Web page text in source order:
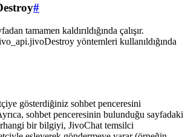
#
tamamen kaldırıldığında çalışır.
yöntemleri kullanıldığında
gösterdiğiniz sohbet penceresini
sohbet penceresinin bulunduğu sayfadaki
bir bilgiyi, JivoChat temsilci